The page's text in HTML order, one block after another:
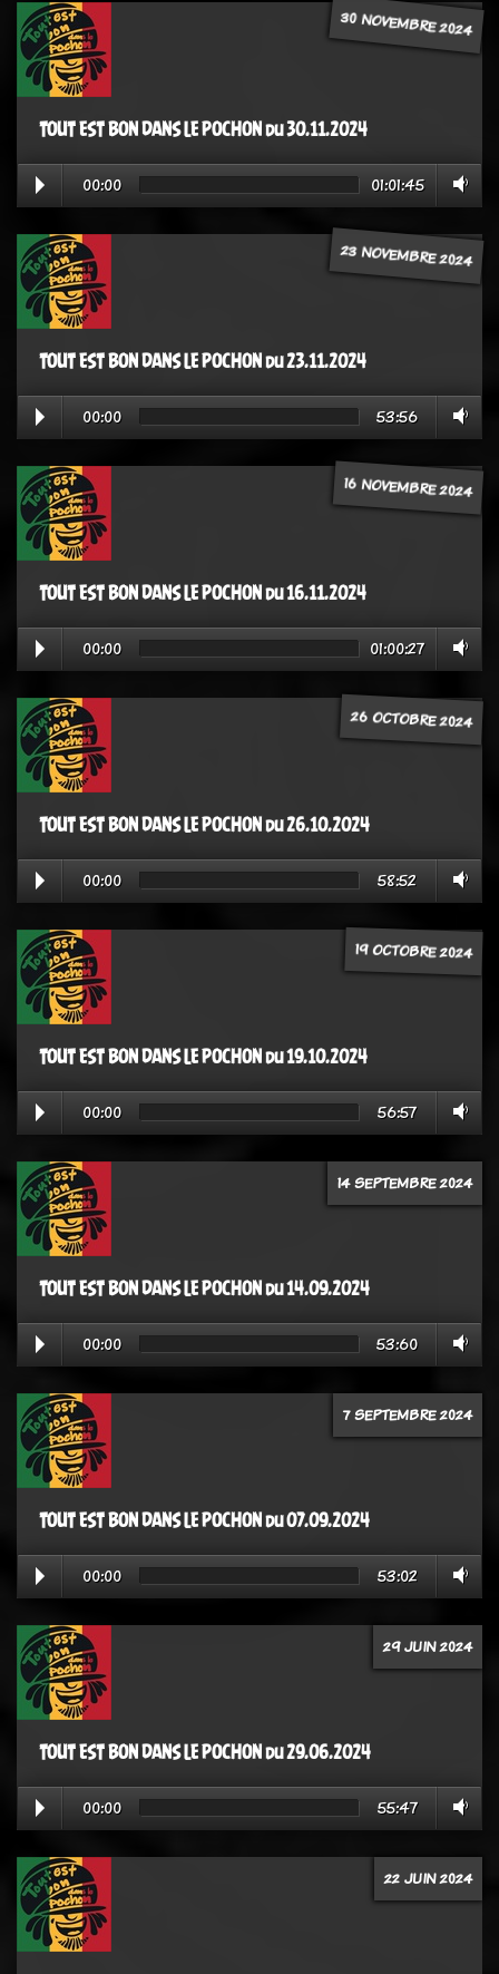
30 NOVEMBRE 2024
TOUT EST BON DANS LE POCHON du 30.11.2024
00:00 01:01:45
23 NOVEMBRE 2024
TOUT EST BON DANS LE POCHON du 23.11.2024
00:00 53:56
16 NOVEMBRE 2024
TOUT EST BON DANS LE POCHON du 16.11.2024
00:00 01:00:27
26 OCTOBRE 2024
TOUT EST BON DANS LE POCHON du 26.10.2024
00:00 58:52
19 OCTOBRE 2024
TOUT EST BON DANS LE POCHON du 19.10.2024
00:00 56:57
14 SEPTEMBRE 2024
TOUT EST BON DANS LE POCHON du 14.09.2024
00:00 53:60
7 SEPTEMBRE 2024
TOUT EST BON DANS LE POCHON du 07.09.2024
00:00 53:02
29 JUIN 2024
TOUT EST BON DANS LE POCHON du 29.06.2024
00:00 55:47
22 JUIN 2024